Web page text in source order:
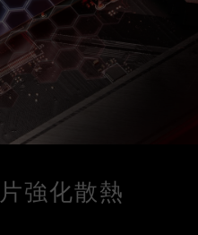
強化散熱